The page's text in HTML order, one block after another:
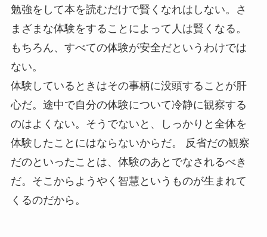
勉強をして本を読むだけで賢くなれはしない。さ
まざまな体験をすることによって人は賢くなる。
もちろん、すべての体験が安全だというわけでは
ない。
体験しているときはその事柄に没頭することが肝
心だ。途中で自分の体験について冷静に観察する
のはよくない。そうでないと、しっかりと全体を
体験したことにはならないからだ。 反省だの観察
だのといったことは、体験のあとでなされるべき
だ。そこからようやく智慧というものが生まれて
くるのだから。